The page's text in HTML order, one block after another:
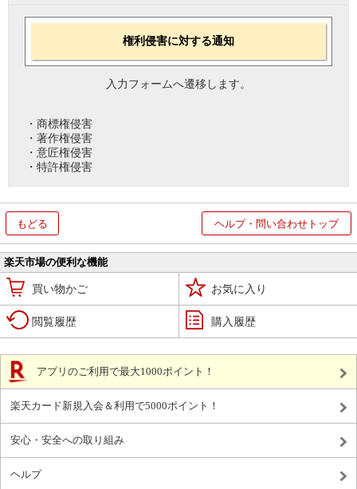
権利侵害に対する通知
入力フォームへ遷移します。
・商標権侵害
・著作権侵害
・意匠権侵害
・特許権侵害
もどる ヘルプ・問い合わせトップ
楽天市場の便利な機能
買い物かご お気に入り
閲覧履歴 購入履歴
アプリのご利用で最大1000ポイント！
楽天カード新規入会＆利用で5000ポイント！
安心・安全への取り組み
ヘルプ